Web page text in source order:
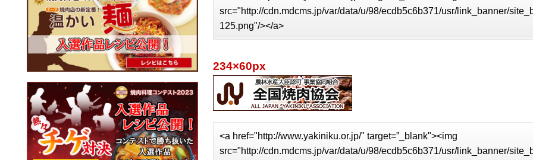
src="http://cdn.mdcms.jp/var/data/u/98/ecdb5c6b371/usr/link_banner/
125.png"/></a>
234×60px
<a href="http://www.yakiniku.or.jp/" target=”_blank"><img
src="http://cdn.mdcms.jp/var/data/u/98/ecdb5c6b371/usr/link_banner/